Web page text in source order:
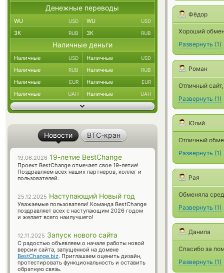
Фёдор
Хороший
Развернуть (1)
Роман
Отличный
Развернуть (1)
Юлий
Отличный
Развернуть (1)
Рая
Обменяла
Развернуть (1)
Данила
Спасибо за
Развернуть (1)
Денежные переводы
WU USD WU USD
ЗК RUB ЗК RUB
Наличные деньги
Наличные USD Наличные USD
Наличные RUB Наличные RUB
Наличные EUR Наличные EUR
Наличные UAH Наличные UAH
Новости BTC-кран
19.06.2026 19-летие BestChange
Проект BestChange отмечает свое 19-летие!
Поздравляем всех наших партнеров, коллег и
пользователей.
25.12.2025 Наступающий Новый год
Уважаемые пользователи! Команда BestChange
поздравляет всех с наступающим 2026 годом
и желает всего наилучшего!
12.11.2025 Запуск нового сайта
С радостью объявляем о начале работы новой
версии сайта, запущенной на домене
BestChange.biz. Приглашаем оценить дизайн,
протестировать функциональность и оставить
обратную связь.